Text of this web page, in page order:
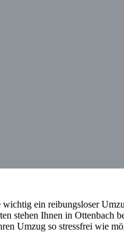
ein reibungsloser
stehen Ihnen in Ottenbach
Umzug so stressfrei wie